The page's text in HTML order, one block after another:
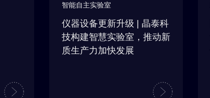
智能自主实验室
仪器设备更新升级 | 晶泰科
技构建智慧实验室，推动新
质生产力加快发展